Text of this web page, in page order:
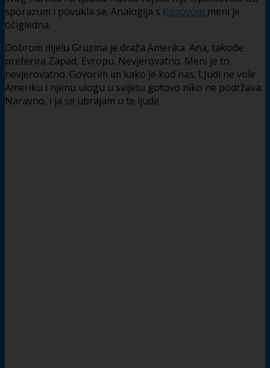
sporazum i povukla se. Analogija s Kosovom meni je
očigledna.
Dobrom dijelu Gruzina je draža Amerika. Ana, takođe
preferira Zapad, Evropu. Nevjerovatno. Meni je to
nevjerovatno. Govorim im kako je kod nas. LJudi ne vole
Ameriku i njenu ulogu u svijetu gotovo niko ne podržava.
Naravno, i ja se ubrajam u te ljude.